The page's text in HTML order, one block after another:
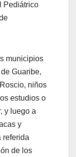
Pediátrico
municipios
Guaribe,
niños
estudios o
y luego a
y
referida
de los